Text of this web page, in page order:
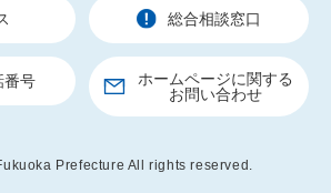
総合相談窓口
番号
ホームページに関する
お問い合わせ
Prefecture All rights reserved.